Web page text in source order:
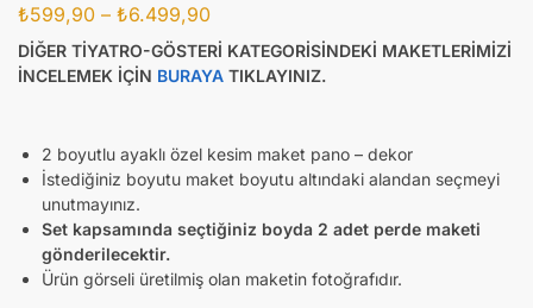
₺599,90 – ₺6.499,90
DİĞER TİYATRO-GÖSTERİ KATEGORİSİNDEKİ MAKETLERİMİZİ
İNCELEMEK İÇİN BURAYA TIKLAYINIZ.
2 boyutlu ayaklı özel kesim maket pano – dekor
İstediğiniz boyutu maket boyutu altındaki alandan seçmeyi
unutmayınız.
Set kapsamında seçtiğiniz boyda 2 adet perde maketi
gönderilecektir.
Ürün görseli üretilmiş olan maketin fotoğrafıdır.